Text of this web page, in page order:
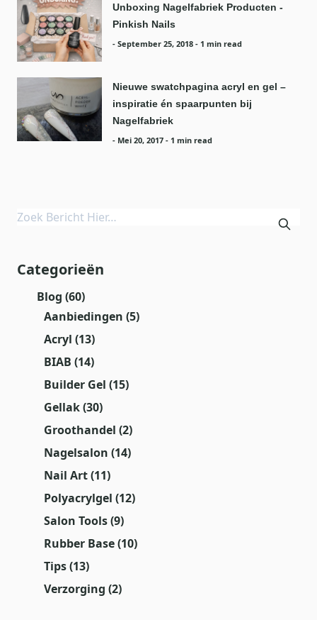
Unboxing Nagelfabriek Producten -
Pinkish Nails
- September 25, 2018 - 1 min read
Nieuwe swatchpagina acryl en gel –
inspiratie én spaarpunten bij
Nagelfabriek
- Mei 20, 2017 - 1 min read
Categorieën
Blog (60)
Aanbiedingen (5)
Acryl (13)
BIAB (14)
Builder Gel (15)
Gellak(30)
Groothandel (2)
Nagelsalon (14)
Nail Art(11)
Polyacrylgel (12)
Salon Tools(9)
Rubber Base(10)
Tips(13)
Verzorging (2)